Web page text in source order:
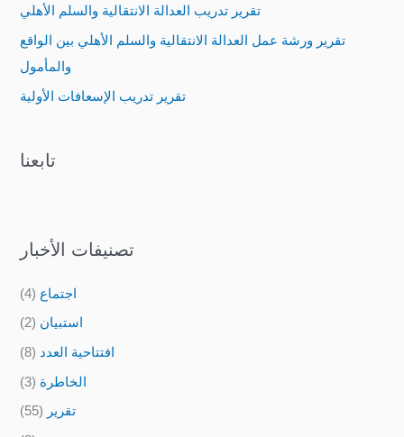
o
r
:
تقرير تدريب العدالة الانتقالية والسلم الأهلي
تقرير ورشة عمل العدالة الانتقالية والسلم الأهلي بين الواقع
والمأمول
تقرير تدريب الإسعافات الأولية
تابعنا
تصنيفات الأخبار
اجتماع (4)
استبيان (2)
افتتاحية العدد (8)
الخاطرة (3)
تقرير (55)